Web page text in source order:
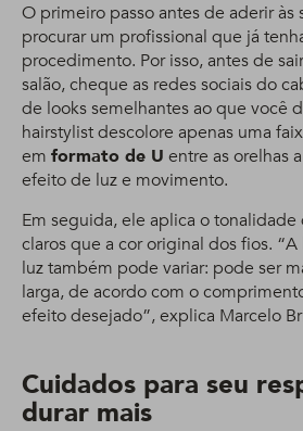
O primeiro passo antes de aderir às
procurar um profissional que já
procedimento. Por isso, antes de
salão, cheque as redes sociais do
de looks semelhantes ao que você
hairstylist descolore apenas uma
em formato de U entre as orelhas
efeito de luz e movimento.
Em seguida, ele aplica o
claros que a cor original dos fios.
luz também pode variar: pode ser
larga, de acordo com o
efeito desejado”, explica Marcelo
Cuidados para seu
durar mais